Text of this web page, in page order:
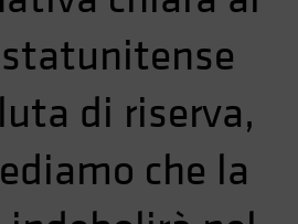
di riserva,
che la